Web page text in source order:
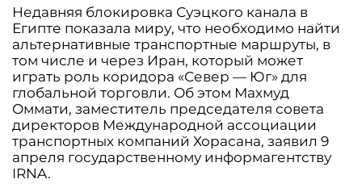
Недавняя блокировка Суэцкого канала в
Египте показала миру, что необходимо найти
альтернативные транспортные маршруты, в
том числе и через Иран, который может
играть роль коридора «Север — Юг» для
глобальной торговли. Об этом Махмуд
Оммати, заместитель председателя совета
директоров Международной ассоциации
транспортных компаний Хорасана, заявил 9
апреля государственному информагентству
IRNA.